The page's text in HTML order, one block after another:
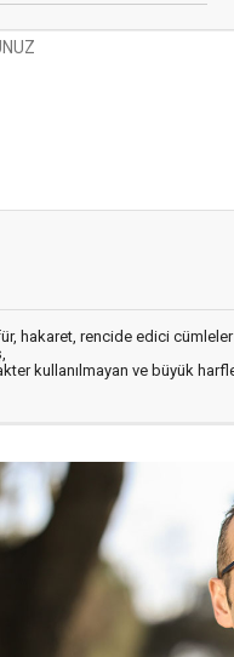
hakaret, rencide edici cümleler
kullanılmayan ve büyük